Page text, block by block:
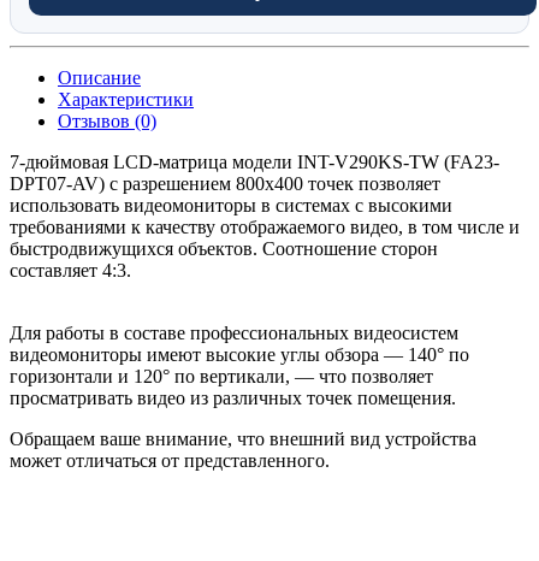
Описание
Характеристики
Отзывов (0)
7-дюймовая LCD-матрица модели INT-V290KS-TW (FA23-
DPT07-AV) с разрешением 800x400 точек позволяет
использовать видеомониторы в системах с высокими
требованиями к качеству отображаемого видео, в том числе и
быстродвижущихся объектов. Соотношение сторон
составляет 4:3.
Для работы в составе профессиональных видеосистем
видеомониторы имеют высокие углы обзора — 140° по
горизонтали и 120° по вертикали, — что позволяет
просматривать видео из различных точек помещения.
Обращаем ваше внимание, что внешний вид устройства
может отличаться от представленного.